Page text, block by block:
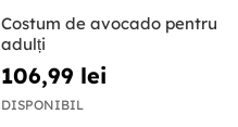
Costum de avocado pentru
adulți
106,99 lei
DISPONIBIL